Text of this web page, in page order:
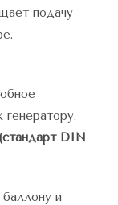
подачу
генератору.
DIN
и